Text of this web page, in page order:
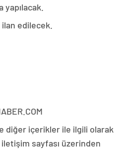
yapılacak.
edilecek.
diğer içerikler ile ilgili olarak
sayfası üzerinden